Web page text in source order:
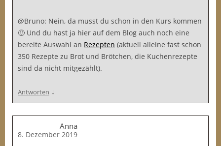
@Bruno: Nein, da musst du schon in den Kurs kommen
🙂 Und du hast ja hier auf dem Blog auch noch eine
bereite Auswahl an Rezepten (aktuell alleine fast schon
350 Rezepte zu Brot und Brötchen, die Kuchenrezepte
sind da nicht mitgezählt).
Antworten ↓
Anna
8. Dezember 2019